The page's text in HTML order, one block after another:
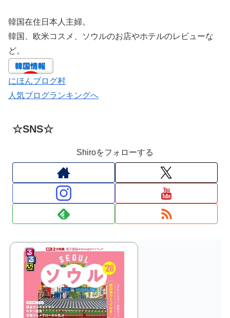
韓国在住日本人主婦。
韓国、欧米コスメ、ソウルのお店やホテルのレビューな
ど。
にほんブログ村
人気ブログランキングへ
☆SNS☆
Shiroをフォローする